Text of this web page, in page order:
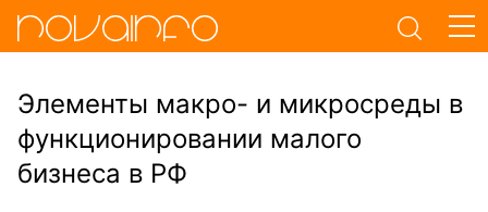
Элементы макро- и микросреды в
функционировании малого
бизнеса в РФ